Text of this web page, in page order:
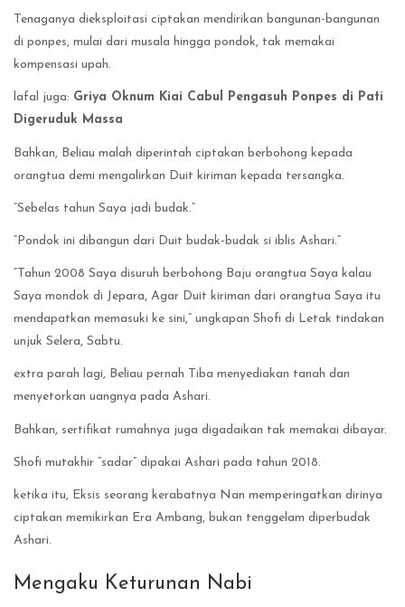
Tenaganya dieksploitasi ciptakan mendirikan bangunan-bangunan
di ponpes, mulai dari musala hingga pondok, tak memakai
kompensasi upah.
lafal juga: Griya Oknum Kiai Cabul Pengasuh Ponpes di Pati
Digeruduk Massa
Bahkan, Beliau malah diperintah ciptakan berbohong kepada
orangtua demi mengalirkan Duit kiriman kepada tersangka.
“Sebelas tahun Saya jadi budak.”
“Pondok ini dibangun dari Duit budak-budak si iblis Ashari.”
“Tahun 2008 Saya disuruh berbohong Baju orangtua Saya kalau
Saya mondok di Jepara, Agar Duit kiriman dari orangtua Saya itu
mendapatkan memasuki ke sini,” ungkapan Shofi di Letak tindakan
unjuk Selera, Sabtu.
extra parah lagi, Beliau pernah Tiba menyediakan tanah dan
menyetorkan uangnya pada Ashari.
Bahkan, sertifikat rumahnya juga digadaikan tak memakai dibayar.
Shofi mutakhir “sadar” dipakai Ashari pada tahun 2018.
ketika itu, Eksis seorang kerabatnya Nan memperingatkan dirinya
ciptakan memikirkan Era Ambang, bukan tenggelam diperbudak
Ashari.
Mengaku Keturunan Nabi